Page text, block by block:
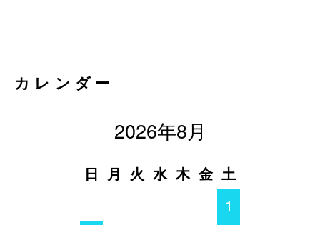
カレンダー
2026年8月
日 月 火 水 木 金 土
1